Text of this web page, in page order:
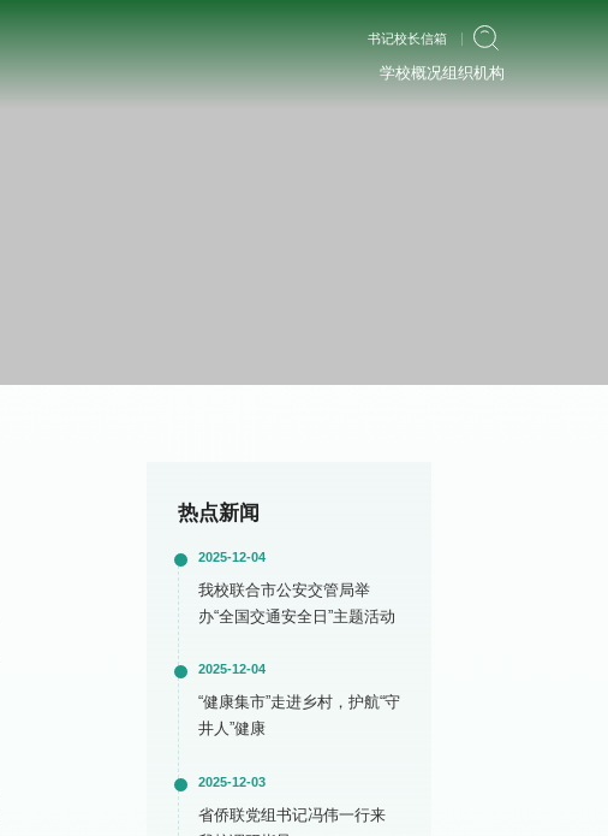
书记校长信箱
学校概况组织机构
热点新闻
2025-12-04
我校联合市公安交管局举
办“全国交通安全日”主题活动
2025-12-04
“健康集市”走进乡村，护航“守
井人”健康
2025-12-03
省侨联党组书记冯伟一行来